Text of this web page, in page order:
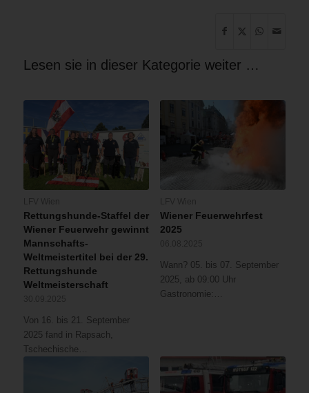
Lesen sie in dieser Kategorie weiter …
Rettungshunde-Staffel der
Wiener Feuerwehr gewinnt
Mannschafts-
Weltmeistertitel bei der 29.
Rettungshunde
Weltmeisterschaft
Von 16. bis 21. September
2025 fand in Rapsach,
Tschechische…
Wiener Feuerwehrfest
2025
Wann? 05. bis 07. September
2025, ab 09:00 Uhr
Gastronomie:…